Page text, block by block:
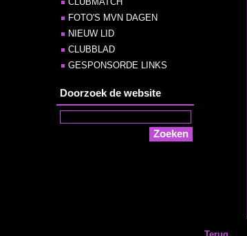
FOTO'S MVN DAGEN
NIEUW LID
CLUBBLAD
GESPONSORDE LINKS
Doorzoek de website